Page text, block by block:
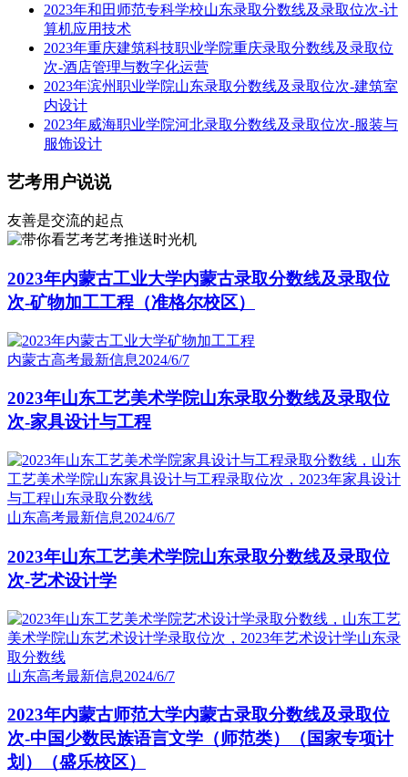
2023年和田师范专科学校山东录取分数线及录取位次-计
算机应用技术
2023年重庆建筑科技职业学院重庆录取分数线及录取位
次-酒店管理与数字化运营
2023年滨州职业学院山东录取分数线及录取位次-建筑室
内设计
2023年威海职业学院河北录取分数线及录取位次-服装与
服饰设计
艺考用户说说
友善是交流的起点
艺考推送时光机
2023年内蒙古工业大学内蒙古录取分数线及录取位
次-矿物加工工程（准格尔校区）
内蒙古高考最新信息2024/6/7
2023年山东工艺美术学院山东录取分数线及录取位
次-家具设计与工程
山东高考最新信息2024/6/7
2023年山东工艺美术学院山东录取分数线及录取位
次-艺术设计学
山东高考最新信息2024/6/7
2023年内蒙古师范大学内蒙古录取分数线及录取位
次-中国少数民族语言文学（师范类）（国家专项计
划）（盛乐校区）